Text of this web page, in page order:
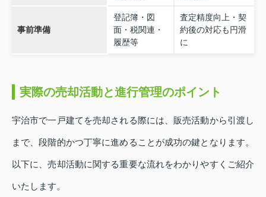
事前準備
登記簿・図
面・税関連・
履歴等
査定精度向上・契
約後の対応も円滑
に
実際の売却活動と進行管理のポイント
宇治市で一戸建てを売却される際には、販売活動から引渡し
まで、段階的かつ丁寧に進めることが成功の鍵となります。
以下に、売却活動に関する重要な流れをわかりやすくご紹介
いたします。